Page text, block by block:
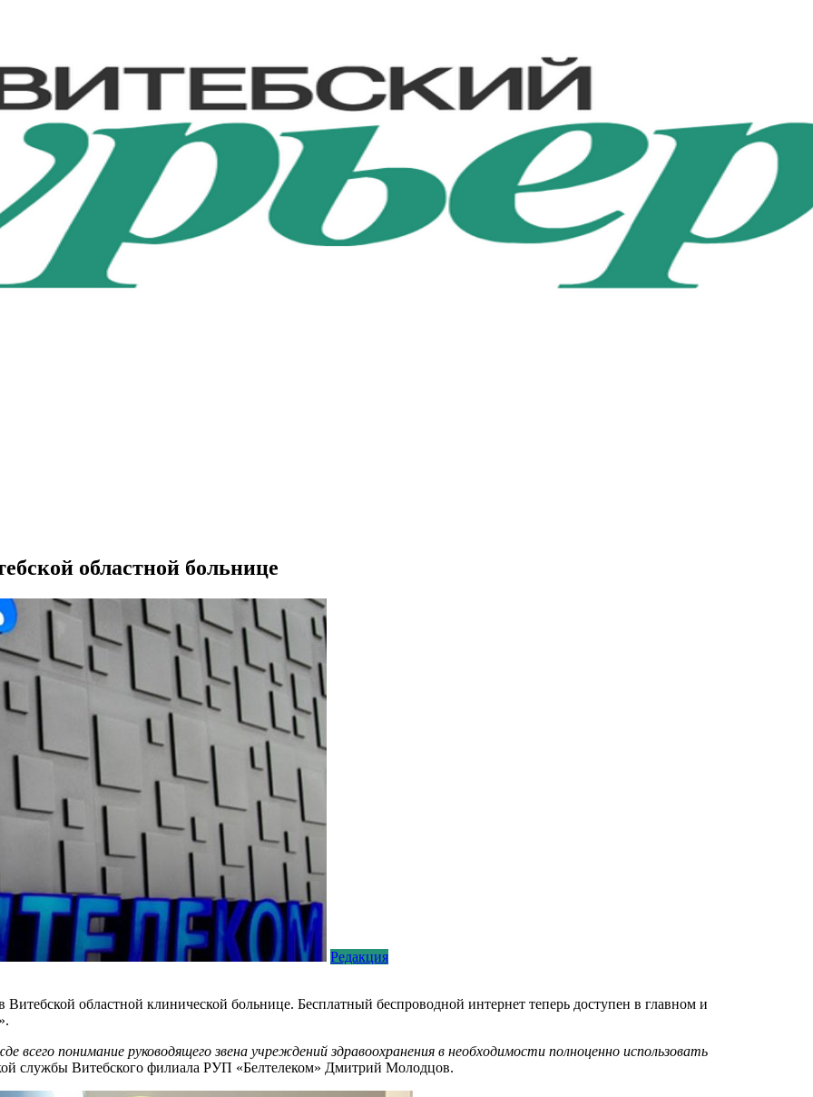
областной больнице
Редакция
областной клинической больнице. Бесплатный беспроводной интернет теперь доступен в главном и
всего понимание руководящего звена учреждений здравоохранения в необходимости полноценно использовать
службы Витебского филиала РУП «Белтелеком» Дмитрий Молодцов.